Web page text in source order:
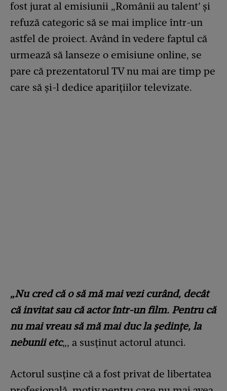
fost jurat al emisiunii „Românii au talent’ și
refuză categoric să se mai implice într-un
astfel de proiect. Având în vedere faptul că
urmează să lanseze o emisiune online, se
pare că prezentatorul TV nu mai are timp pe
care să și-l dedice aparițiilor televizate.
„Nu cred că o să mă mai vezi curând, decât
că invitat sau că actor într-un film. Pentru că
nu mai vreau să mă mai duc la ședințe, la
nebunii etc„, a susținut actorul atunci.
Actorul susține că a fost privat de libertatea